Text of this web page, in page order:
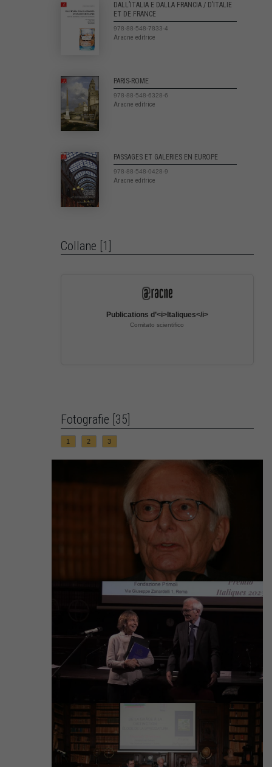
DALL’ITALIA E DALLA FRANCIA / D’ITALIE
ET DE FRANCE
978-88-548-7833-4
Aracne editrice
PARIS-ROME
978-88-548-6328-6
Aracne editrice
PASSAGES ET GALERIES EN EUROPE
978-88-548-0428-9
Aracne editrice
Collane [1]
Publications d’<i>Italiques</i>
Comitato scientifico
Fotografie [35]
1 2 3